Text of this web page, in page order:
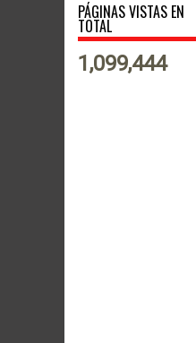
PÁGINAS VISTAS EN
TOTAL
1,099,444